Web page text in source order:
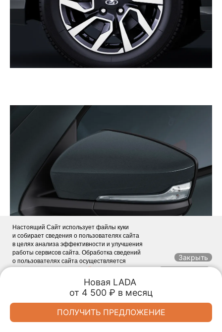
Настоящий Сайт использует файлы куки
и собирает сведения о пользователях сайта
в целях анализа эффективности и улучшения
работы сервисов сайта. Обработка сведений
о пользователях сайта осуществляется
обработки персональных данных
. Если
Вы продолжите пользоваться нашими услугами,
мы будем считать, что Вы согласны
с использованием cookie-файлов. Или Вы можете
запретить сохранение cookie в настройках своего
браузера.
Закрыть
Новая LADA
от 4 500 ₽ в месяц
ПОЛУЧИТЬ ПРЕДЛОЖЕНИЕ
LADA Автопрестиж
Акции Заказать
Спецпредложения
LADA Автопрестиж